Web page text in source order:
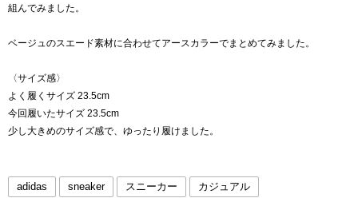
組んでみました。
ベージュのスエード素材に合わせてアースカラーでまとめてみました。
〈サイズ感〉
よく履くサイズ 23.5cm
今回履いたサイズ 23.5cm
少し大きめのサイズ感で、ゆったり履けました。
adidas sneaker スニーカー カジュアル